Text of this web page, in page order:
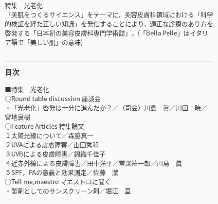
特集 光老化
「美肌をつくるサイエンス」をテーマに，美容皮膚科領域における「科学
的検証を経た正しい知識」を発信することにより，適正な診療のあり方を
啓発する「日本初の美容皮膚科専門学術誌」。(「Bella Pelle」はイタリ
ア語で「美しい肌」の意味)
目次
■特集 光老化
○Round table discussion 座談会
・「光老化」啓発は十分に進んだか？／（司会）川島 眞／川田 暁／
宮地良樹
○Feature Articles 特集論文
１太陽光線について／森脇真一
２UVAによる皮膚障害／山田秀和
３UVBによる皮膚障害／錦織千佳子
４近赤外線による皮膚障害／田中洋平／常深祐一郎／川島 眞
５SPF，PAの意義と効果測定／佐藤 潔
○Tell me,maestro マエストロに聞く
・製剤としてのサンスクリーン剤／堀江 亘